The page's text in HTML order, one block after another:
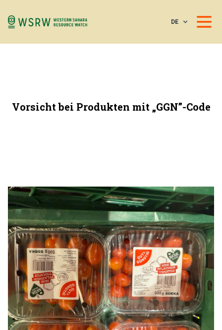
DE
Vorsicht bei Produkten mit „GGN”-Code